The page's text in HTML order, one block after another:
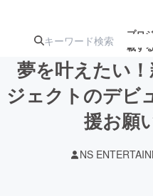
プロ
載す
注目のリ 注目の新着
ジェクト
夢を叶えたい
ジェクトのデビ
援お願
NS